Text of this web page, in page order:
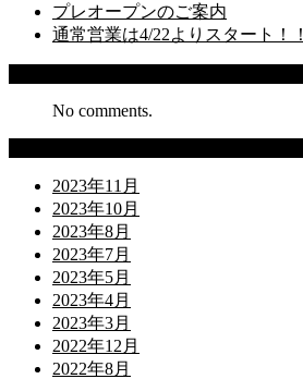
プレオープンのご案内
通常営業は4/22よりスタート！！
No comments.
2023年11月
2023年10月
2023年8月
2023年7月
2023年5月
2023年4月
2023年3月
2022年12月
2022年8月